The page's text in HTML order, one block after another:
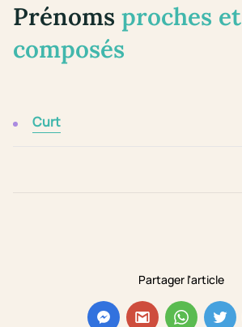
Partager l'article
Prénoms proches et
composés
Curt